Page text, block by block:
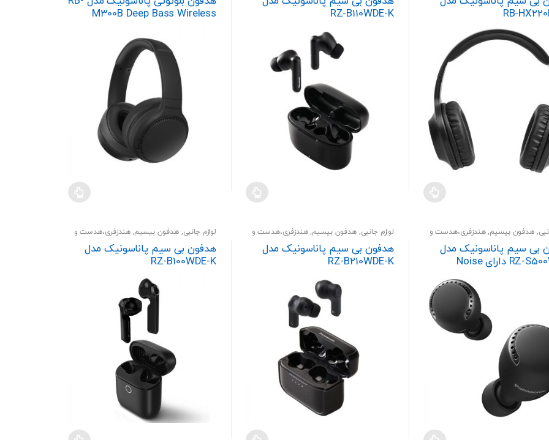
RB-
RZ-B110WDE-K
M300B Deep Bass Wireless
,هدفون بیسیم,هندزفری،هدست و
بی سیم پاناسونیک مدل
RZ-S500WE-K دارای Noise
لوازم جانبی,هدفون بیسیم,هندزفری،هدست و
هدفون بی سیم پاناسونیک مدل
RZ-B210WDE-K
لوازم جانبی,هدفون بیسیم,هندزفری،هدست و
هدفون بی سیم پاناسونیک مدل
RZ-B100WDE-K